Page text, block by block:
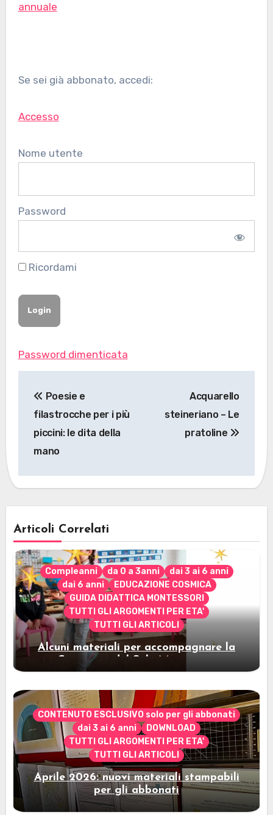
annuale
Se sei già abbonato, accedi:
Accesso
Nome utente
Password
Ricordami
Password dimenticata
articoli
Poesie e
filastrocche per i più
piccini: le dita della
mano
Acquarello
steineriano – Le
pratoline
Articoli Correlati
Compleanni da 0 a 3anni
dai 3 ai 6 anni
dai 6 anni
EDUCAZIONE COSMICA
GUIDA DIDATTICA MONTESSORI
TUTTI GLI ARGOMENTI PER ETA'
TUTTI GLI ARTICOLI
Alcuni materiali per accompagnare la
Cerimonia del Sole Montessori
CONTENUTO ESCLUSIVO solo per gli abbonati
dai 3 ai 6 anni
DOWNLOAD
TUTTI GLI ARGOMENTI PER ETA'
TUTTI GLI ARTICOLI
Aprile 2026: nuovi materiali stampabili
per gli abbonati